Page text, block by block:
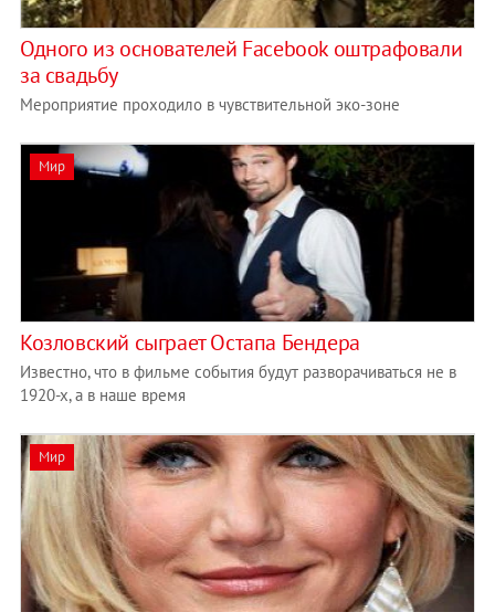
Одного из основателей Facebook оштрафовали
за свадьбу
Мероприятие проходило в чувствительной эко-зоне
Мир
Козловский сыграет Остапа Бендера
Известно, что в фильме события будут разворачиваться не в
1920-х, а в наше время
Мир